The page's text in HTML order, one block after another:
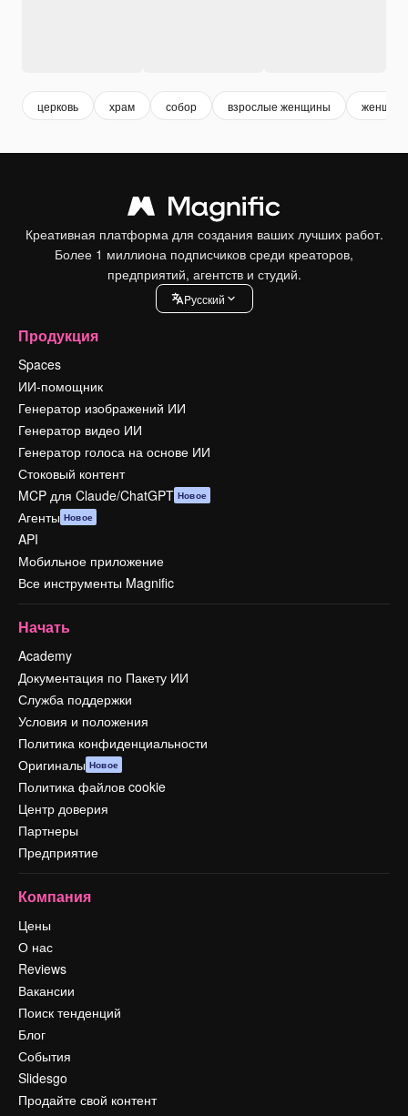
церковь храм собор взрослые женщины
Креативная платформа для создания ваших лучших работ.
Более 1 миллиона подписчиков среди креаторов,
предприятий, агентств и студий.
Pусский
Продукция
Spaces
ИИ-помощник
Генератор изображений ИИ
Генератор видео ИИ
Генератор голоса на основе ИИ
Стоковый контент
MCP для Claude/ChatGPT Новое
Агенты Новое
API
Мобильное приложение
Все инструменты Magnific
Начать
Academy
Документация по Пакету ИИ
Служба поддержки
Условия и положения
Политика конфиденциальности
Оригиналы Новое
Политика файлов cookie
Центр доверия
Партнеры
Предприятие
Компания
Цены
О нас
Reviews
Вакансии
Поиск тенденций
Блог
События
Slidesgo
Продайте свой контент